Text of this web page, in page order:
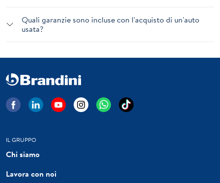
Quali garanzie sono incluse con l'acquisto di un'auto
usata?
IL GRUPPO
Chi siamo
Lavora con noi